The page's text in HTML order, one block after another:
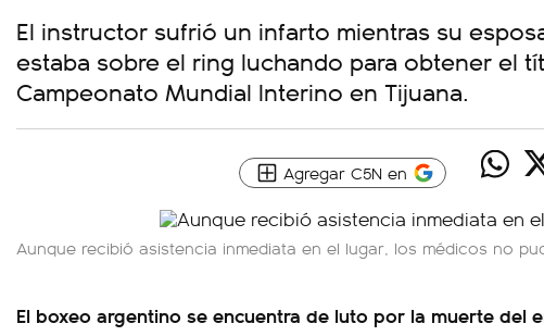
El instructor sufrió un infarto mientras su
estaba sobre el ring luchando para obtener el
Campeonato Mundial Interino en Tijuana.
Agregar C5N en
Aunque recibió asistencia inmediata en el lugar, los médicos no
El boxeo argentino se encuentra de luto por la muerte del